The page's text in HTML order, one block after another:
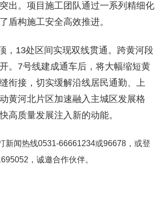
出。项目施工团队通过一系列精细化
盾构施工安全高效推进。
，13处区间实现双线贯通。跨黄河段
。7号线建成通车后，将大幅缩短黄
衔接，切实缓解沿线居民通勤、上
黄河北片区加速融入主城区发展格
高质量发展注入新的动能。
新闻热线0531-66661234或96678，或登
，诚邀合作伙伴。